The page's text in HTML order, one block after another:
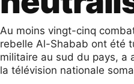
Au moins vingt-cinq
rebelle Al-Shabab ont été
militaire au sud du pays, a
la télévision nationale